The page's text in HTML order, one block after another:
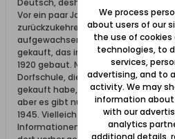
Deutsch, deshalb schreibe ich über
Vor ein paar Jahren habe ich mich
zurückzukehren, wo ich als Kind
aufgewachsen bin. Ich habe ein
gekauft, das in der Nähe der Kirche
1920 gebaut. Nach 1945 gab es in
Dorfschule, die meine Mutter
gekauft habe, habe ich versucht,
aber es gibt nur wenige
1945. Vielleicht haben einige von
Informationen, wo ich etwas
We process
about users of our
the use of
technologies, to
services,
advertising, and to
activity. We may
information about
with our
analytics
additional details,